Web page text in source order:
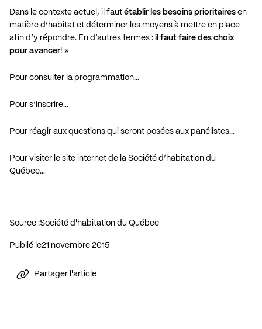
Dans le contexte actuel, il faut établir les besoins prioritaires en
matière d’habitat et déterminer les moyens à mettre en place
afin d’y répondre. En d’autres termes : il faut faire des choix
pour avancer! »
Pour consulter la programmation…
Pour s’inscrire…
Pour réagir aux questions qui seront posées aux panélistes…
Pour visiter le site internet de la Société d’habitation du
Québec…
Source :Société d'habitation du Québec
Publié le 21 novembre 2015
Partager l'article